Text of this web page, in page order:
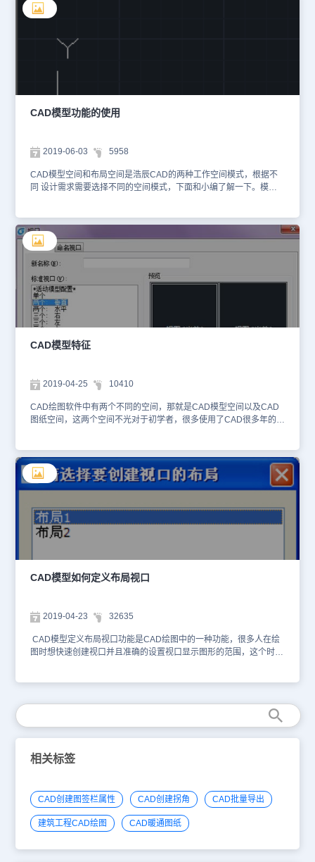
择要从中减去的实体对象，底部大圆盘中减去圆柱。 5、选择好后再
选择要减去的对象（长圆柱），再按下回车，最终差集效果如
象进行了修改和编辑，这也是一种设计思维，请大家动手尝试一
CAD模型功能的使用
2019-06-03 5958
CAD模型空间和布局空间是浩辰CAD的两种工作空间模式，根据不
同 设计需求需要选择不同的空间模式，下面和小编了解一下。模型
维空间。 我们可以看到模型空间和布局空间的显示效果是不同的，
布局空间又名图纸空间，主要用于打印输出图样时对图形的排列和编
辑。希望大家可以理解。
CAD模型特征
2019-04-25 10410
CAD绘图软件中有两个不同的空间，那就是CAD模型空间以及CAD
图纸空间，这两个空间不光对于初学者，很多使用了CAD很多年的老
空间中，可以绘制全比例的二维图形和三维模型，并带有尺寸标注。
2、模型空间中，每个视口都包含对象的一个视图。例如：设置不同
的视口会得到俯视图、正视图、侧视图和立体图等。 3、用VPORTS
平铺的，它们不能重叠，总是彼此相邻。 5、在某一时刻只有一个视
口处于激活状态，十字光标只能出现在一个视口中，并且也只能编辑
该活动的视口(平移、缩放等)。 6、只能打印活动的视口；如果UCS
MAXACTVP决定了视口的范围是2到64。 CAD模型空间中每个视口
都包含对象的一个视图 ，而且每个视口是不能重叠的，只能相邻平
铺。这个功能涉及到的注意事项也比较对，使用的时候一定要仔细弄
CAD模型如何定义布局视口
2019-04-23 32635
CAD模型定义布局视口功能是CAD绘图中的一种功能，很多人在绘
图时想快速创建视口并且准确的设置视口显示图形的范围，这个时候
口大小并在布局空间定位视口，这种方法可以快速创建视口并准确设
置视口中显示的图形范围。 可以在模型/布局标签的右键菜单快速调
用此命令，如下图所示。 二、CAD模型定义布局视口操作流程： 执
行此命令后，将打开“从模型空间定义布局视口”对话框，我们可以设
置图形范围和比例，如下图所示。 比例列表：显示的是默认的比例
列表SCALELIST中的比例，用户可以直接从这个列表中选择一个比
接选取，也可以直接输入自定义的比例。 图形范围：提供了四个选
项，分别是窗口、范围、显示和图形界限，默认是窗口，与打印对话
框的图形范围类似，。 窗口：若当前空间不是模型空间，则会自动
切换到模型空间，指定两个角点来定义窗口的大小。 范围：直接取
相关标签
CAD创建图签栏属性 CAD创建拐角 CAD批量导出
建筑工程CAD绘图 CAD暖通图纸